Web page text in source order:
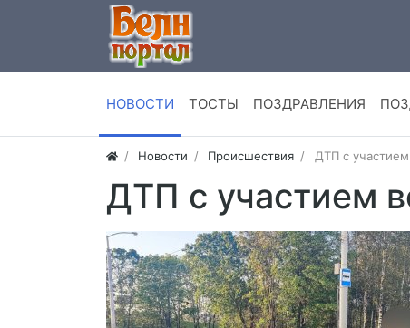
НОВОСТИ ТОСТЫ ПОЗДРАВЛЕНИЯ
Новости Происшествия ДТП с
ДТП с участием